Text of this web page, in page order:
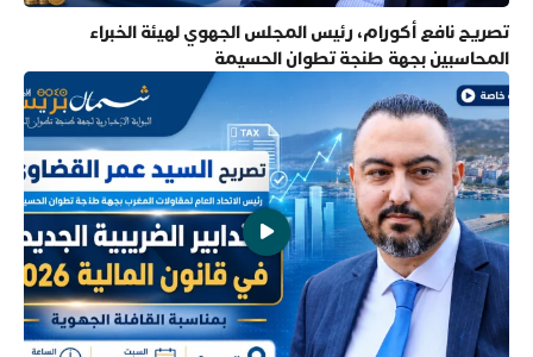
تصريح نافع أكورام، رئيس المجلس الجهوي لهيئة الخبراء
المحاسبين بجهة طنجة تطوان الحسيمة